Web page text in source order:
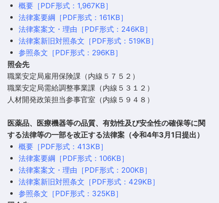
概要［PDF形式：1,967KB］
法律案要綱［PDF形式：161KB］
法律案案文・理由［PDF形式：246KB］
法律案新旧対照条文［PDF形式：519KB］
参照条文［PDF形式：296KB］
照会先
職業安定局雇用保険課（内線５７５２）
職業安定局需給調整事業課（内線５３１２）
人材開発政策担当参事官室（内線５９４８）
医薬品、医療機器等の品質、有効性及び安全性の確保等に関
する法律等の一部を改正する法律案（令和4年3月1日提出）
概要［PDF形式：413KB］
法律案要綱［PDF形式：106KB］
法律案案文・理由［PDF形式：200KB］
法律案新旧対照条文［PDF形式：429KB］
参照条文［PDF形式：325KB］